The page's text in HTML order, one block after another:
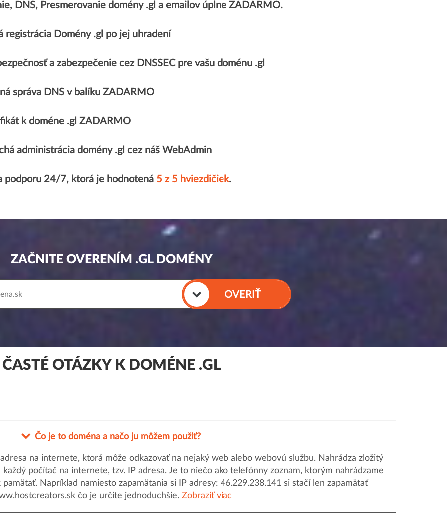
DNS, Presmerovanie domény .gl a emailov úplne ZADARMO.
registrácia Domény .gl po jej uhradení
a zabezpečenie cez DNSSEC pre vašu doménu .gl
správa DNS v balíku ZADARMO
k doméne .gl ZADARMO
administrácia domény .gl cez náš WebAdmin
podporu 24/7, ktorá je hodnotená 5 z 5 hviezdičiek.
ZAČNITE OVERENÍM .GL DOMÉNY
OVERIŤ
ČASTÉ OTÁZKY K DOMÉNE .GL
Čo je to doména a načo ju môžem použiť?
na internete, ktorá môže odkazovať na nejaký web alebo webovú službu. Nahrádza zložitý
počítač na internete, tzv. IP adresa. Je to niečo ako telefónny zoznam, ktorým nahrádzame
Napríklad namiesto zapamätania si IP adresy: 46.229.238.141 si stačí len zapamätať
čo je určite jednoduchšie. Zobraziť viac